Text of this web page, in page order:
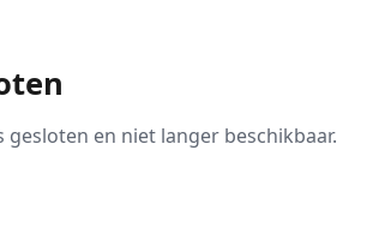
gesloten en niet langer beschikbaar.